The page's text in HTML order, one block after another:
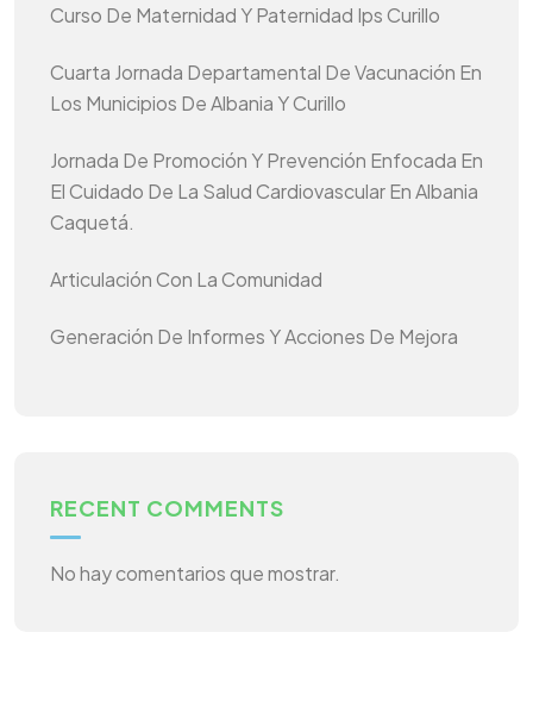
Curso De Maternidad Y Paternidad Ips Curillo
Cuarta Jornada Departamental De Vacunación En
Los Municipios De Albania Y Curillo
Jornada De Promoción Y Prevención Enfocada En
El Cuidado De La Salud Cardiovascular En Albania
Caquetá.
Articulación Con La Comunidad
Generación De Informes Y Acciones De Mejora
RECENT COMMENTS
No hay comentarios que mostrar.